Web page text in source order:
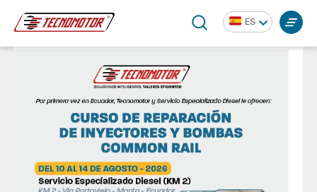
ES
CURSO DE REPARACIÓN DE INYECTORES Y BOMBAS